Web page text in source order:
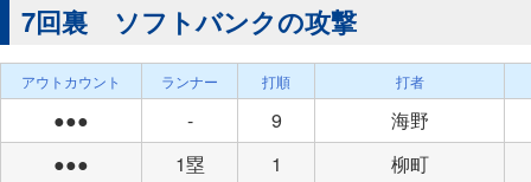
7回裏 ソフトバンクの攻撃
アウトカウント ランナー 打順 打者
●●● - 9
海野
●●●
1塁 1
柳町